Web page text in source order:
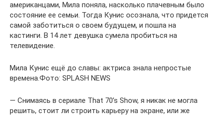
американцами, Мила поняла, насколько плачевным было
состояние ее семьи. Тогда Кунис осознала, что придется
самой заботиться о своем будущем, и пошла на
кастинги. В 14 лет девушка сумела пробиться на
телевидение.
Мила Кунис ещё до славы: актриса знала непростые
времена.Фото: SPLASH NEWS
— Снимаясь в сериале That 70’s Show, я никак не могла
решить, стоит ли строить карьеру на экране, или же